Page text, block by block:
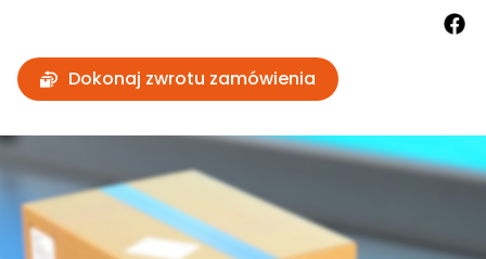
Dokonaj zwrotu zamówienia